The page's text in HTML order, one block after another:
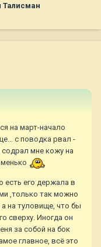
Талисман
на март-начало
с поводка рвал -
содрал мне кожу на
есть его держала в
,только так можно
на туловище, что бы
сверху. Иногда он
за собой на бок
главное, всё это